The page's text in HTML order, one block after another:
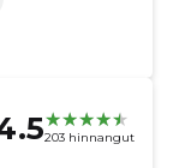
203 hinnangut